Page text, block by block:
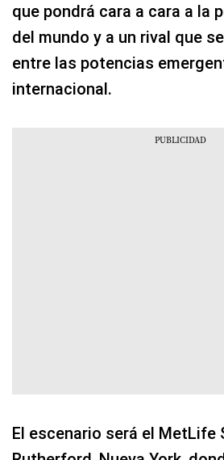
que pondrá cara a cara a la
del mundo y a un rival que
entre las potencias
internacional.
El escenario será el MetLife